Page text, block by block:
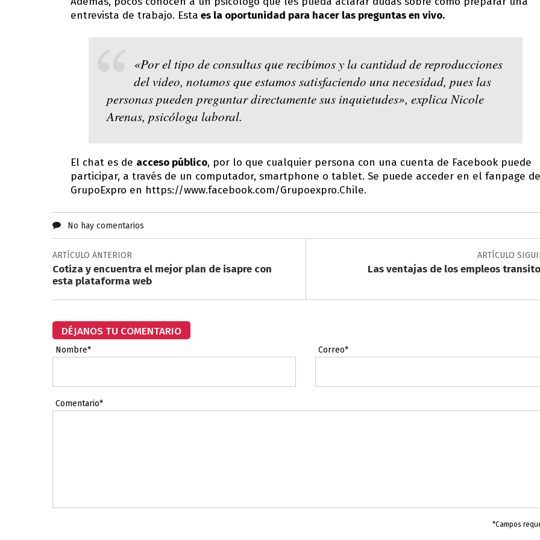
entrevista de trabajo. Esta es la oportunidad para hacer las preguntas en vivo.
«Por el tipo de consultas que recibimos y la cantidad de reproducciones
del video, notamos que estamos satisfaciendo una necesidad, pues las
personas pueden preguntar directamente sus inquietudes», explica Nicole
Arenas, psicóloga laboral.
El chat es de acceso público, por lo que cualquier persona con una cuenta de Facebook puede
participar, a través de un computador, smartphone o tablet. Se puede acceder en el fanpage de
GrupoExpro en https://www.facebook.com/Grupoexpro.Chile.
No hay comentarios
ARTÍCULO ANTERIOR
Cotiza y encuentra el mejor plan de isapre con
esta plataforma web
ARTÍCULO
Las ventajas de los empleos
DÉJANOS TU COMENTARIO
Nombre* Correo*
Comentario*
*Campos